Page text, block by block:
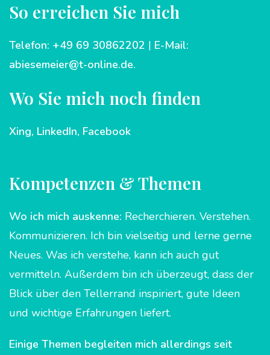
So erreichen Sie mich
Telefon: +49 69 30862202 | E-Mail:
abiesemeier@t-online.de.
Wo Sie mich noch finden
Xing, LinkedIn, Facebook
Kompetenzen & Themen
Wo ich mich auskenne: Recherchieren. Verstehen.
Kommunizieren. Ich bin vielseitig und lerne gerne
Neues. Was ich verstehe, kann ich auch gut
vermitteln. Außerdem bin ich überzeugt, dass der
Blick über den Tellerrand inspiriert, gute Ideen
und wichtige Erfahrungen liefert.
Einige Themen begleiten mich allerdings seit